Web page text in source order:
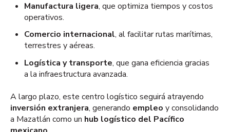
Manufactura ligera, que optimiza tiempos y costos
operativos.
Comercio internacional, al facilitar rutas marítimas,
terrestres y aéreas.
Logística y transporte, que gana eficiencia gracias
a la infraestructura avanzada.
A largo plazo, este centro logístico seguirá atrayendo
inversión extranjera, generando empleo y consolidando
a Mazatlán como un hub logístico del Pacífico